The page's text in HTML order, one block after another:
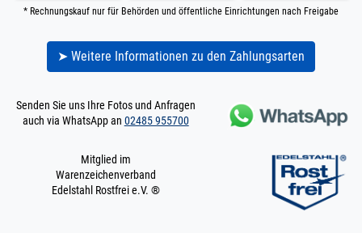
* Rechnungskauf nur für Behörden und öffentliche Einrichtungen nach Freigabe
➤ Weitere Informationen zu den Zahlungsarten
Senden Sie uns Ihre Fotos und Anfragen
auch via WhatsApp an 02485 955700
Mitglied im
Warenzeichenverband
Edelstahl Rostfrei e.V. ®